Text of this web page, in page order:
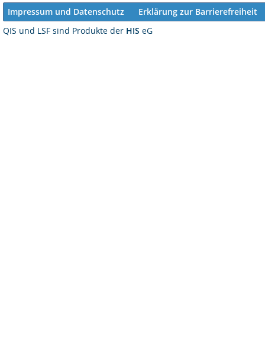
Impressum und Datenschutz
Erklärung zur Barrierefreiheit
QIS und LSF sind Produkte der HIS eG